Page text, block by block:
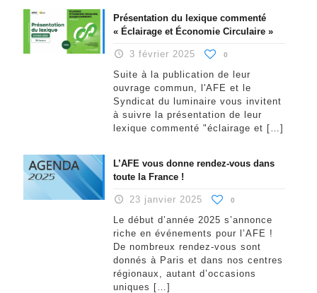
Présentation du lexique commenté
« Éclairage et Économie Circulaire »
3 février 2025 0
Suite à la publication de leur
ouvrage commun, l'AFE et le
Syndicat du luminaire vous invitent
à suivre la présentation de leur
lexique commenté "éclairage et […]
L’AFE vous donne rendez-vous dans
toute la France !
23 janvier 2025 0
Le début d’année 2025 s’annonce
riche en événements pour l’AFE !
De nombreux rendez-vous sont
donnés à Paris et dans nos centres
régionaux, autant d’occasions
uniques […]